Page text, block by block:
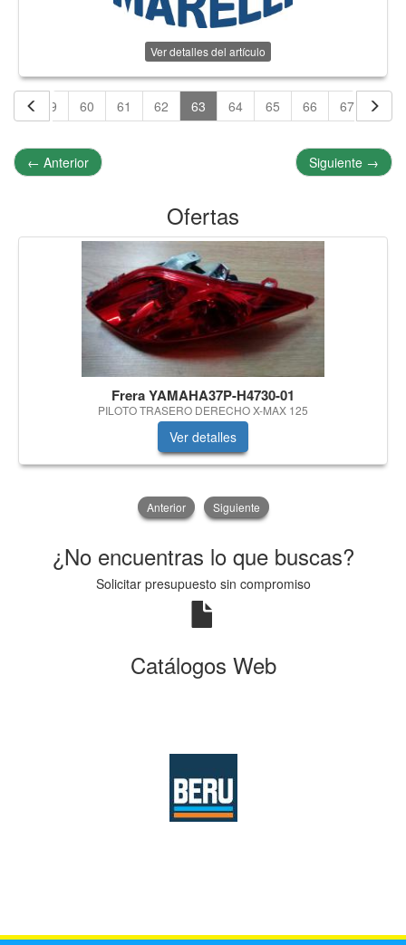
Ver detalles del artículo
59 60 61 62 63 64 65 66 67 68
← Anterior Siguiente →
Ofertas
Frera YAMAHA37P-H4730-01
PILOTO TRASERO DERECHO X-MAX 125
Ver detalles
Anterior Siguiente
¿No encuentras lo que buscas?
Solicitar presupuesto sin compromiso
Catálogos Web